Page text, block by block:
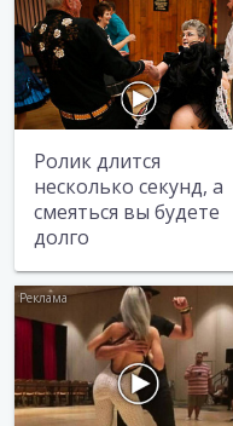
Ролик длится
несколько секунд, а
смеяться вы будете
долго